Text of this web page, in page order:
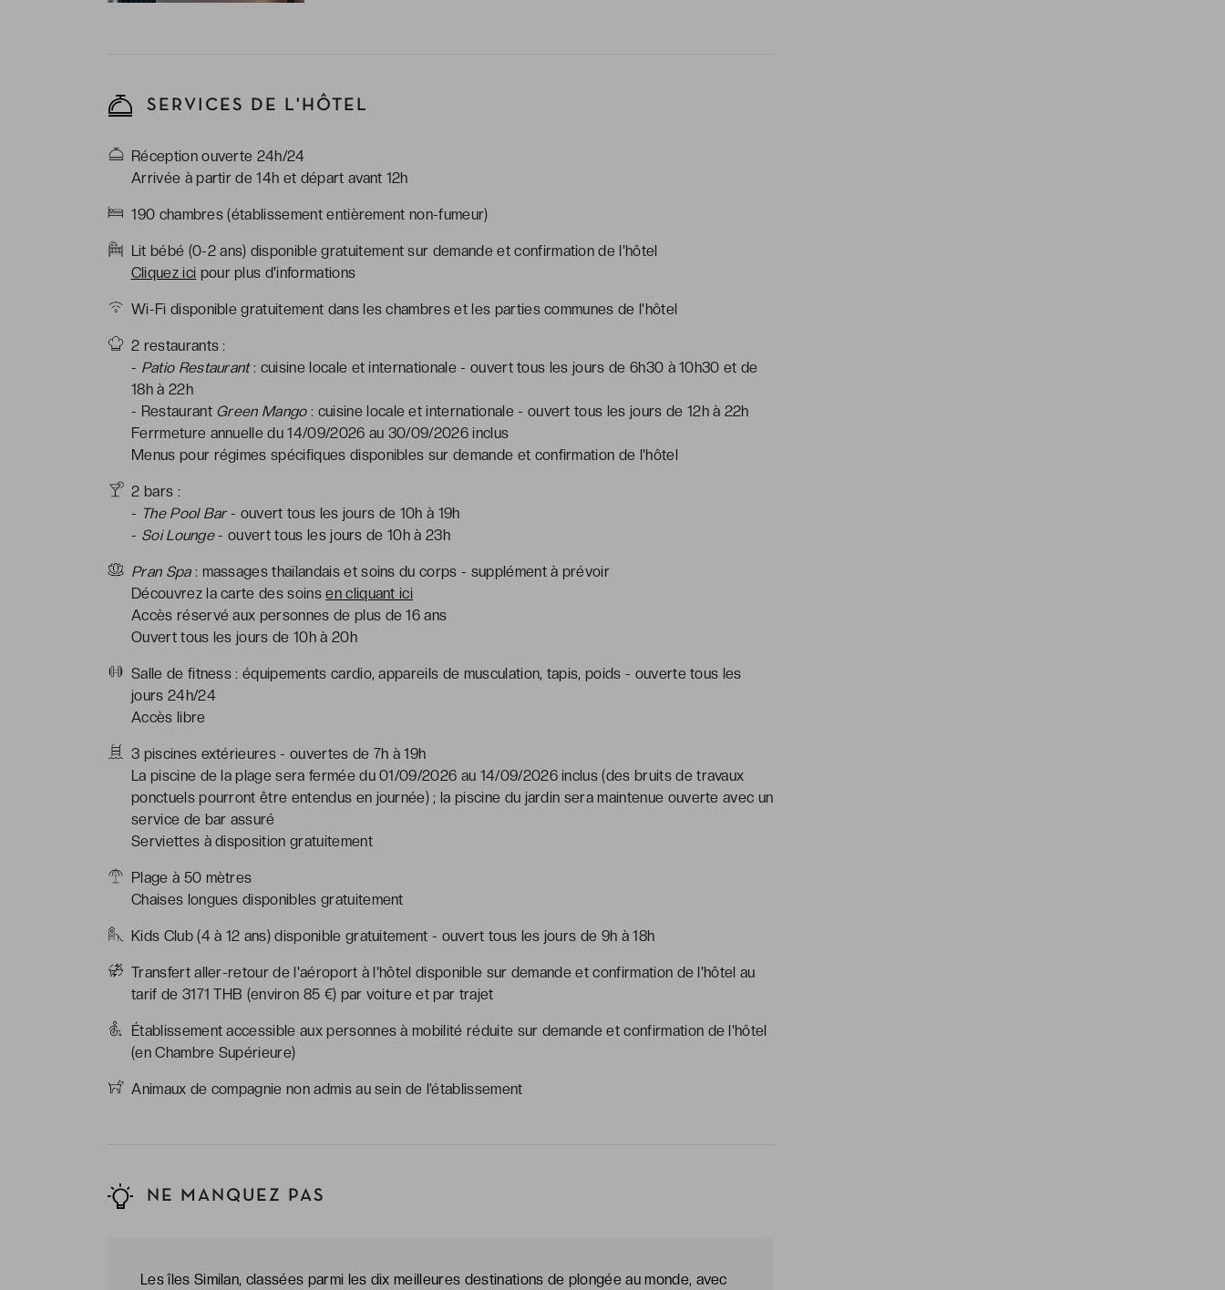
SERVICES DE L'HÔTEL
Réception ouverte 24h/24
Arrivée à partir de 14h et départ avant 12h
190 chambres (établissement entièrement non-fumeur)
Lit bébé (0-2 ans) disponible gratuitement sur demande et confirmation de l'hôtel
Cliquez ici pour plus d'informations
Wi-Fi disponible gratuitement dans les chambres et les parties communes de l'hôtel
2 restaurants :
- Patio Restaurant: cuisine locale et internationale - ouvert tous les jours de 6h30 à 10h30 et de
18h à 22h
- Restaurant Green Mango: cuisine locale et internationale - ouvert tous les jours de 12h à 22h
Ferrmeture annuelle du 14/09/2026 au 30/09/2026 inclus
Menus pour régimes spécifiques disponibles sur demande et confirmation de l'hôtel
2 bars :
- The Pool Bar- ouvert tous les jours de 10h à 19h
- Soi Lounge- ouvert tous les jours de 10h à 23h
Pran Spa: massages thaïlandais et soins du corps - supplément à prévoir
Découvrez la carte des soinsen cliquant ici
Accès réservé aux personnes de plus de 16 ans
Ouvert tous les jours de 10h à 20h
Salle de fitness : équipements cardio, appareils de musculation, tapis, poids - ouverte tous les
jours 24h/24
Accès libre
3 piscines extérieures - ouvertes de 7h à 19h
La piscine de la plage sera fermée du 01/09/2026 au 14/09/2026 inclus (des bruits de travaux
ponctuels pourront être entendus en journée) ; la piscine du jardin sera maintenue ouverte avec un
service de bar assuré
Serviettes à disposition gratuitement
Plage à 50 mètres
Chaises longues disponibles gratuitement
Kids Club (4 à 12 ans) disponible gratuitement - ouvert tous les jours de 9h à 18h
Transfert aller-retour de l'aéroport à l'hôtel disponible sur demande et confirmation de l'hôtel au
tarif de 3171 THB (environ 85 €) par voiture et par trajet
Établissement accessible aux personnes à mobilité réduite sur demande et confirmation de l'hôtel
(en Chambre Supérieure)
Animaux de compagnie non admis au sein de l’établissement
NE MANQUEZ PAS
Les îles Similan, classées parmi les dix meilleures destinations de plongée au monde, avec